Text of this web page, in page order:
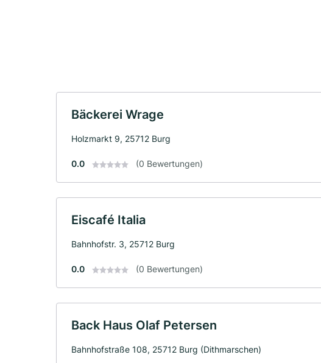
Bäckerei Wrage
Holzmarkt 9, 25712 Burg
0.0 (0 Bewertungen)
Eiscafé Italia
Bahnhofstr. 3, 25712 Burg
0.0 (0 Bewertungen)
Back Haus Olaf Petersen
Bahnhofstraße 108, 25712 Burg (Dithmarschen)